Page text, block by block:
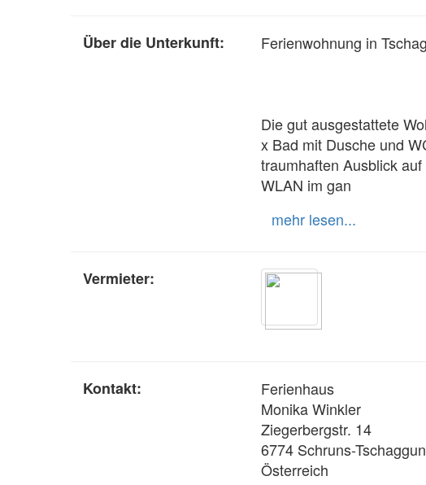
Über die Unterkunft: Ferienwohnung in
Die gut ausgestattete
x Bad mit Dusche und
traumhaften Ausblick
WLAN im gan
mehr lesen...
Vermieter:
Kontakt:
Ferienhaus
Monika Winkler
Ziegerbergstr. 14
6774 Schruns-
Österreich